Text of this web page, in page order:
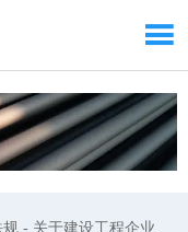

规 - 关于建设工程企业